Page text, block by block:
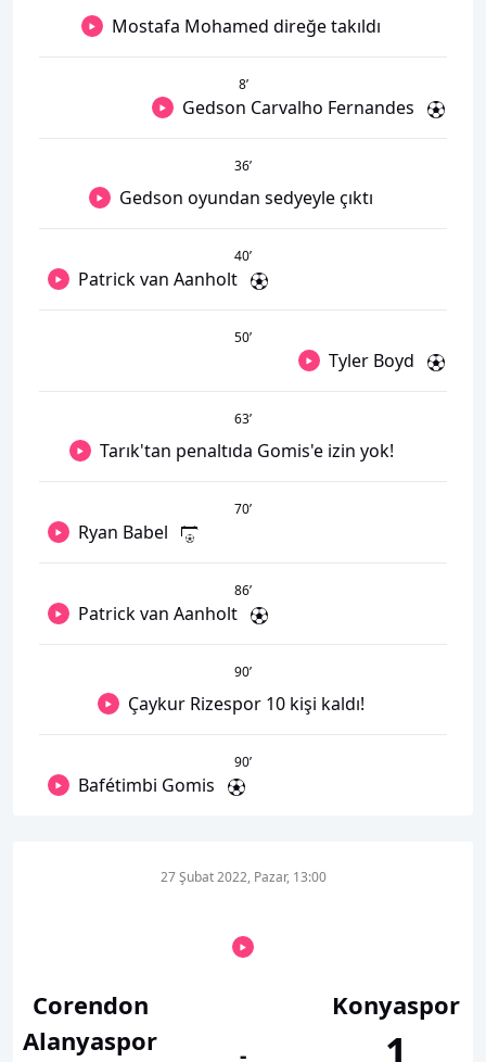
Mostafa Mohamed direğe takıldı
8’
Gedson Carvalho Fernandes
36’
Gedson oyundan sedyeyle çıktı
40’
Patrick van Aanholt
50’
Tyler Boyd
63’
Tarık'tan penaltıda Gomis'e izin yok!
70’
Ryan Babel
86’
Patrick van Aanholt
90’
Çaykur Rizespor 10 kişi kaldı!
90’
Bafétimbi Gomis
Corendon
Alanyaspor
27 Şubat 2022, Pazar, 13:00
-
Konyaspor